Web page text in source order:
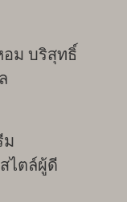
อม บริสุทธิ์
ไตล์ผู้ดี